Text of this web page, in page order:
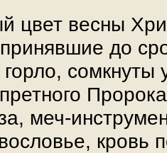
цвет весны
до
горло, сомкнуты
меч-
кровь